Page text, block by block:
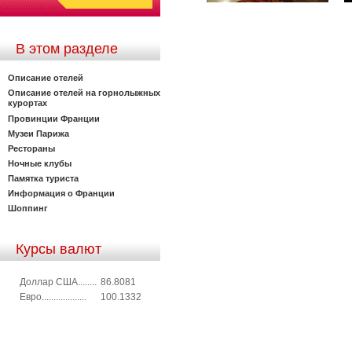
В этом разделе
Описание отелей
Описание отелей на горнолыжных
курортах
Провинции Франции
Музеи Парижа
Рестораны
Ночные клубы
Памятка туриста
Информация о Франции
Шоппинг
Курсы валют
Доллар США........ 86.8081
Евро...................
100.1332